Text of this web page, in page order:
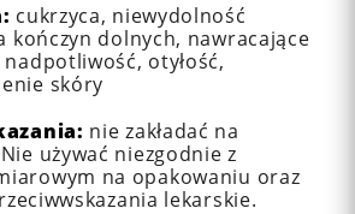
cukrzyca, niewydolność
kończyn dolnych, nawracające
otyłość,
skóry
nie zakładać na
używać niezgodnie z
na opakowaniu oraz
lekarskie.